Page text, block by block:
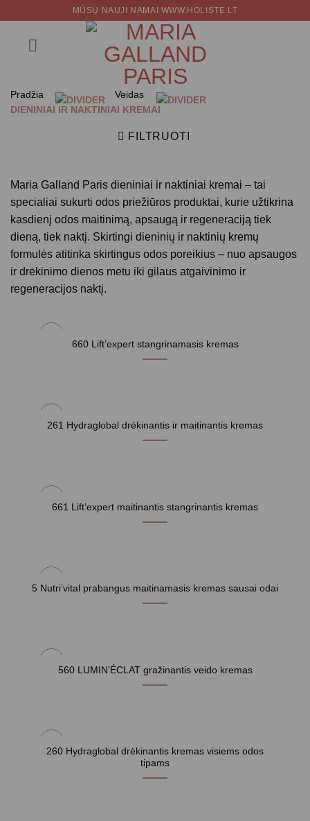
content
MŪSŲ NAUJI NAMAI WWW.HOLISTE.LT
Pradžia
Veidas
DIENINIAI IR NAKTINIAI KREMAI
FILTRUOTI
Maria Galland Paris dieniniai ir naktiniai kremai – tai
specialiai sukurti odos priežiūros produktai, kurie užtikrina
kasdienį odos maitinimą, apsaugą ir regeneraciją tiek
dieną, tiek naktį. Skirtingi dieninių ir naktinių kremų
formulės atitinka skirtingus odos poreikius – nuo apsaugos
ir drėkinimo dienos metu iki gilaus atgaivinimo ir
regeneracijos naktį.
660 Lift’expert stangrinamasis kremas
261 Hydraglobal drėkinantis ir maitinantis kremas
661 Lift’expert maitinantis stangrinantis kremas
5 Nutri’vital prabangus maitinamasis kremas sausai odai
560 LUMIN’ÉCLAT gražinantis veido kremas
260 Hydraglobal drėkinantis kremas visiems odos
tipams